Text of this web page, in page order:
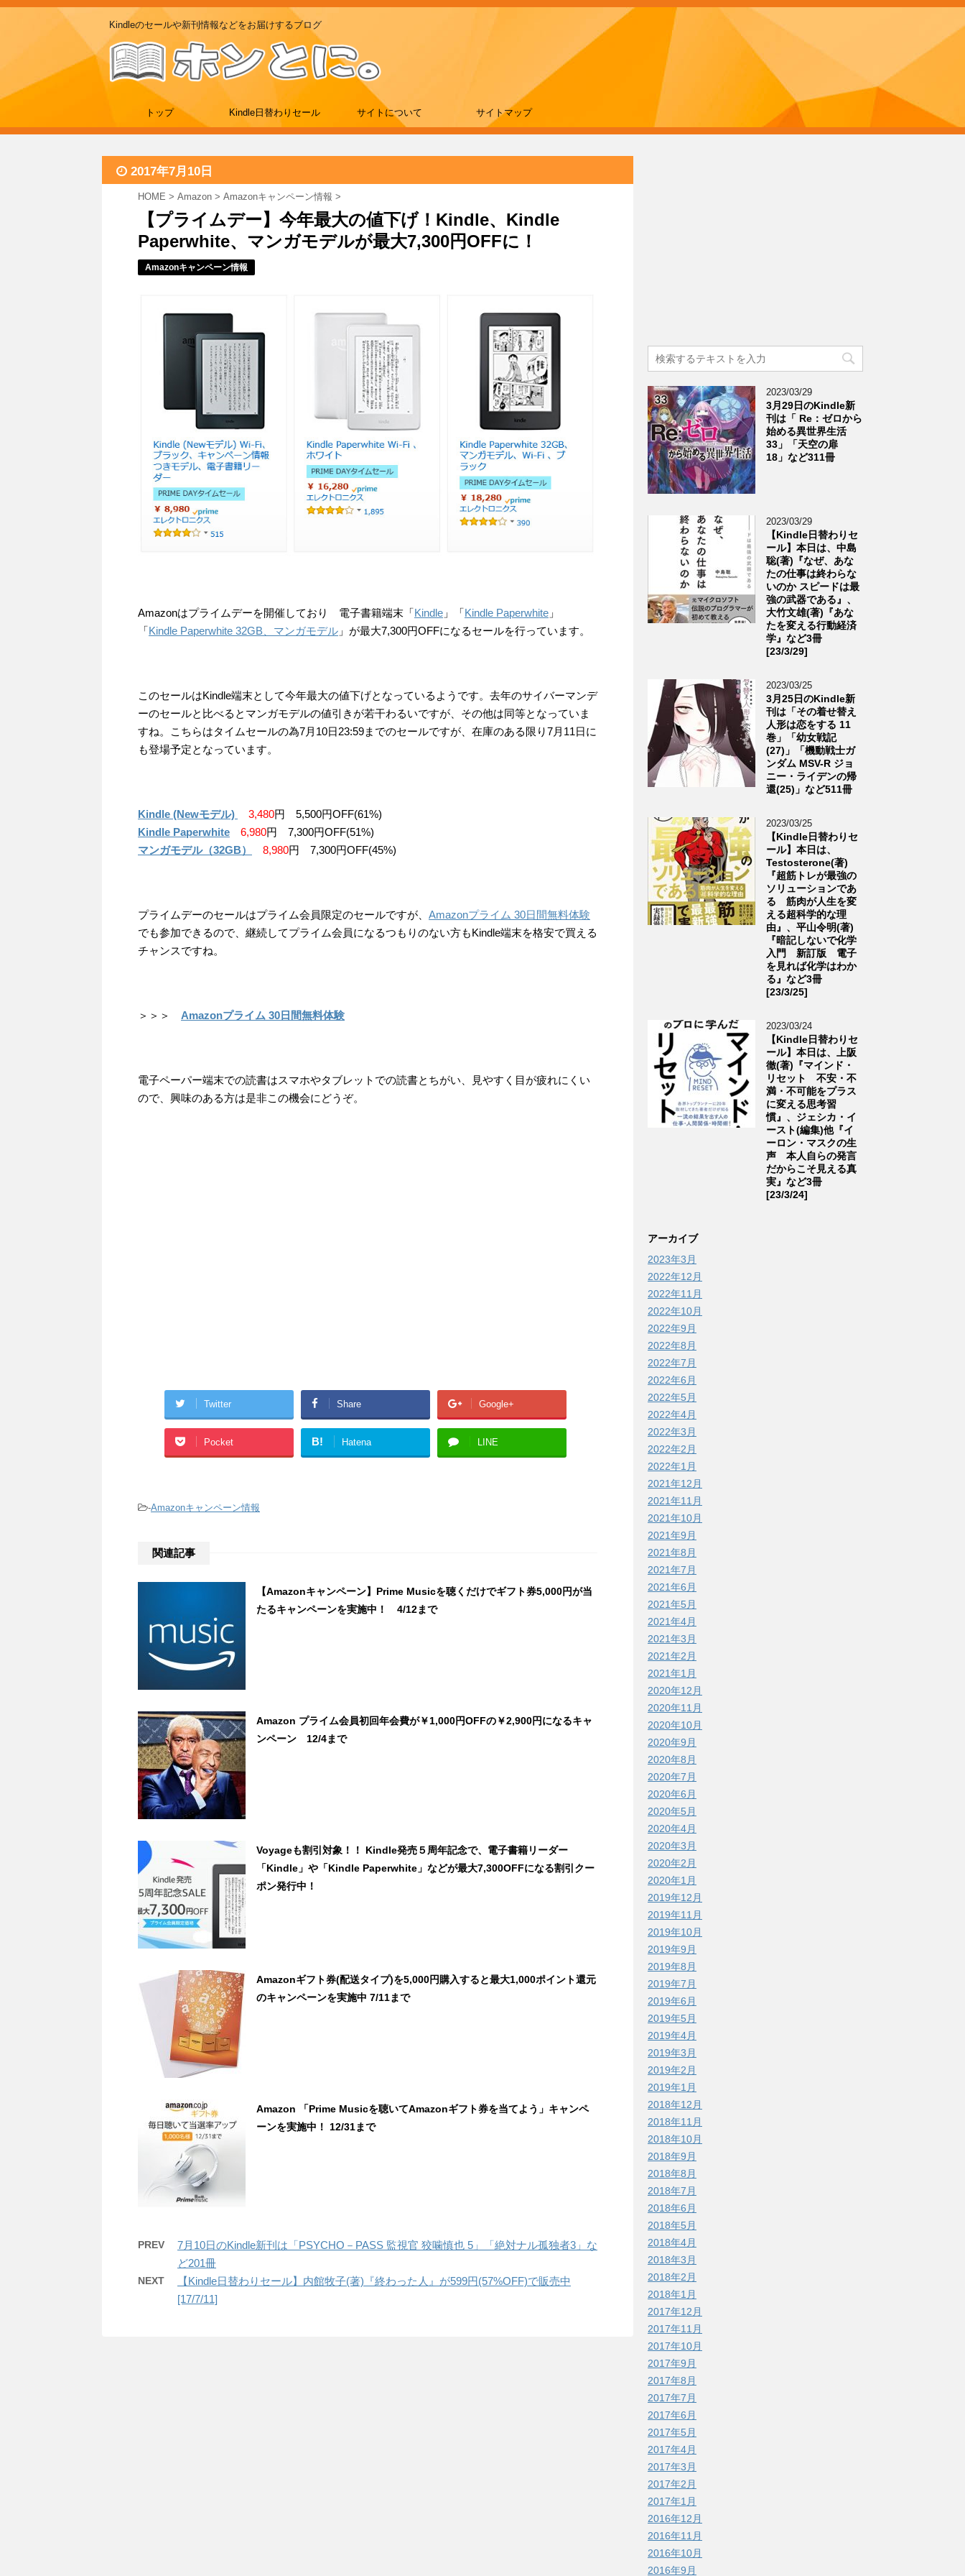
Kindleのセールや新刊情報などをお届けするブログ
トップ Kindle日替わりセール サイトについて サイトマップ
2017年7月10日
HOME > Amazon > Amazonキャンペーン情報 >
【プライムデー】今年最大の値下げ！Kindle、Kindle
Paperwhite、マンガモデルが最大7,300円OFFに！
Amazonキャンペーン情報
Amazonはプライムデーを開催しており 電子書籍端末「Kindle 」「Kindle Paperwhite 」
「Kindle Paperwhite 32GB、マンガモデル 」が最大7,300円OFFになるセールを行っています。
このセールはKindle端末として今年最大の値下げとなっているようです。去年のサイバーマンデ
ーのセールと比べるとマンガモデルの値引きが若干わるいですが、その他は同等となっていま
すね。こちらはタイムセールの為7月10日23:59までのセールですが、在庫のある限り7月11日に
も登場予定となっています。
Kindle (Newモデル) 3,480円 5,500円OFF(61%)
Kindle Paperwhite
6,980円 7,300円OFF(51%)
マンガモデル（32GB）
8,980円 7,300円OFF(45%)
プライムデーのセールはプライム会員限定のセールですが、 Amazonプライム 30日間無料体験
でも参加できるので、継続してプライム会員になるつもりのない方もKindle端末を格安で買える
チャンスですね。
＞＞＞ Amazonプライム 30日間無料体験
電子ペーパー端末での読書はスマホやタブレットでの読書とちがい、見やすく目が疲れにくい
ので、興味のある方は是非この機会にどうぞ。
Twitter Share Google+
Pocket B! Hatena LINE
-Amazonキャンペーン情報
関連記事
【Amazonキャンペーン】Prime Musicを聴くだけでギフト券5,000円が当
たるキャンペーンを実施中！ 4/12まで
Amazon プライム会員初回年会費が￥1,000円OFFの￥2,900円になるキャ
ンペーン 12/4まで
Voyageも割引対象！！ Kindle発売５周年記念で、電子書籍リーダー
「Kindle」や「Kindle Paperwhite」などが最大7,300OFFになる割引クー
ポン発行中！
Amazonギフト券(配送タイプ)を5,000円購入すると最大1,000ポイント還元
のキャンペーンを実施中 7/11まで
Amazon 「Prime Musicを聴いてAmazonギフト券を当てよう」キャンペ
ーンを実施中！ 12/31まで
PREV
7月10日のKindle新刊は「PSYCHO－PASS 監視官 狡噛慎也 5」「絶対ナル孤独者3」な
ど201冊
NEXT
【Kindle日替わりセール】内館牧子(著)『終わった人』が599円(57%OFF)で販売中
[17/7/11]
2023/03/29
3月29日のKindle新
刊は「 Re：ゼロから
始める異世界生活
33」「天空の扉
18」など311冊
2023/03/29
【Kindle日替わりセ
ール】本日は、中島
聡(著)『なぜ、あな
たの仕事は終わらな
いのか スピードは最
強の武器である』、
大竹文雄(著)『あな
たを変える行動経済
学』など3冊
[23/3/29]
2023/03/25
3月25日のKindle新
刊は「その着せ替え
人形は恋をする 11
巻」「幼女戦記
(27)」「機動戦士ガ
ンダム MSV-R ジョ
ニー・ライデンの帰
還(25)」など511冊
2023/03/25
【Kindle日替わりセ
ール】本日は、
Testosterone(著)
『超筋トレが最強の
ソリューションであ
る 筋肉が人生を変
える超科学的な理
由』、平山令明(著)
『暗記しないで化学
入門 新訂版 電子
を見れば化学はわか
る』など3冊
[23/3/25]
2023/03/24
【Kindle日替わりセ
ール】本日は、上阪
徹(著)『マインド・
リセット 不安・不
満・不可能をプラス
に変える思考習
慣』、ジェシカ・イ
ースト(編集)他『イ
ーロン・マスクの生
声 本人自らの発言
だからこそ見える真
実』など3冊
[23/3/24]
アーカイブ
2023年3月
2022年12月
2022年11月
2022年10月
2022年9月
2022年8月
2022年7月
2022年6月
2022年5月
2022年4月
2022年3月
2022年2月
2022年1月
2021年12月
2021年11月
2021年10月
2021年9月
2021年8月
2021年7月
2021年6月
2021年5月
2021年4月
2021年3月
2021年2月
2021年1月
2020年12月
2020年11月
2020年10月
2020年9月
2020年8月
2020年7月
2020年6月
2020年5月
2020年4月
2020年3月
2020年2月
2020年1月
2019年12月
2019年11月
2019年10月
2019年9月
2019年8月
2019年7月
2019年6月
2019年5月
2019年4月
2019年3月
2019年2月
2019年1月
2018年12月
2018年11月
2018年10月
2018年9月
2018年8月
2018年7月
2018年6月
2018年5月
2018年4月
2018年3月
2018年2月
2018年1月
2017年12月
2017年11月
2017年10月
2017年9月
2017年8月
2017年7月
2017年6月
2017年5月
2017年4月
2017年3月
2017年2月
2017年1月
2016年12月
2016年11月
2016年10月
2016年9月